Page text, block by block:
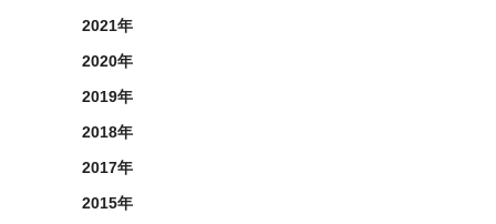
2021年
2020年
2019年
2018年
2017年
2015年